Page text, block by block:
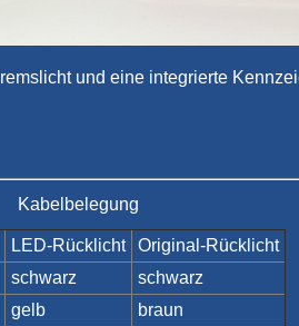
und eine integrierte
Kabelbelegung
LED-Rücklicht
Original-Rücklicht
schwarz
schwarz
gelb
braun